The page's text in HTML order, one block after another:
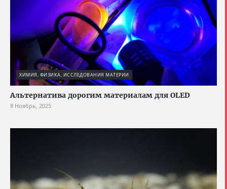
ХИМИЯ, ФИЗИКА, ИССЛЕДОВАНИЯ МАТЕРИИ
Альтернатива дорогим материалам для OLED
8 Ноябрь, 2025